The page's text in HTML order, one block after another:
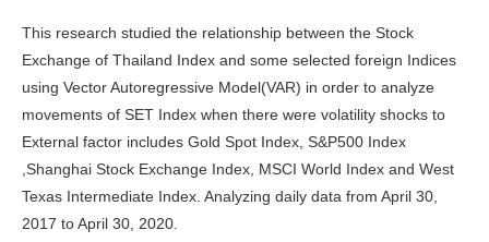
This research studied the relationship between the Stock
Exchange of Thailand Index and some selected foreign Indices
using Vector Autoregressive Model(VAR) in order to analyze
movements of SET Index when there were volatility shocks to
External factor includes Gold Spot Index, S&P500 Index
,Shanghai Stock Exchange Index, MSCI World Index and West
Texas Intermediate Index. Analyzing daily data from April 30,
2017 to April 30, 2020.